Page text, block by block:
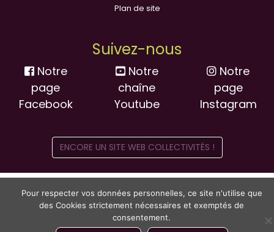
Plan de site
Suivez-nous
Notre
page
Facebook
Notre
chaîne
Youtube
Notre
page
Instagram
ENCORE UN SITE WEB COLLECTIVITÉS !
Pour respecter vos données personnelles, ce site n'utilise que
des Cookies strictement nécessaires et exemptés de
consentement.